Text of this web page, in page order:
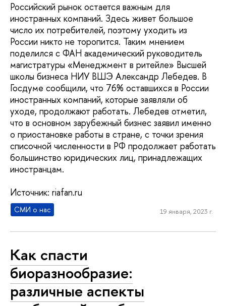
Российский рынок остается важным для
иностранных компаний. Здесь живет большое
число их потребителей, поэтому уходить из
России никто не торопится. Таким мнением
поделился с ФАН академический руководитель
магистратуры «Менеджмент в ритейле» Высшей
школы бизнеса НИУ ВШЭ Александр Лебедев. В
Госдуме сообщили, что 76% оставшихся в России
иностранных компаний, которые заявляли об
уходе, продолжают работать. Лебедев отметил,
что в основном зарубежный бизнес заявил именно
о приостановке работы в стране, с точки зрения
списочной численности в РФ продолжает работать
большинство юридических лиц, принадлежащих
иностранцам.
Источник: riafan.ru
СМИ о нас 19 января, 2023 г.
Как спасти
биоразнообразие:
различные аспекты